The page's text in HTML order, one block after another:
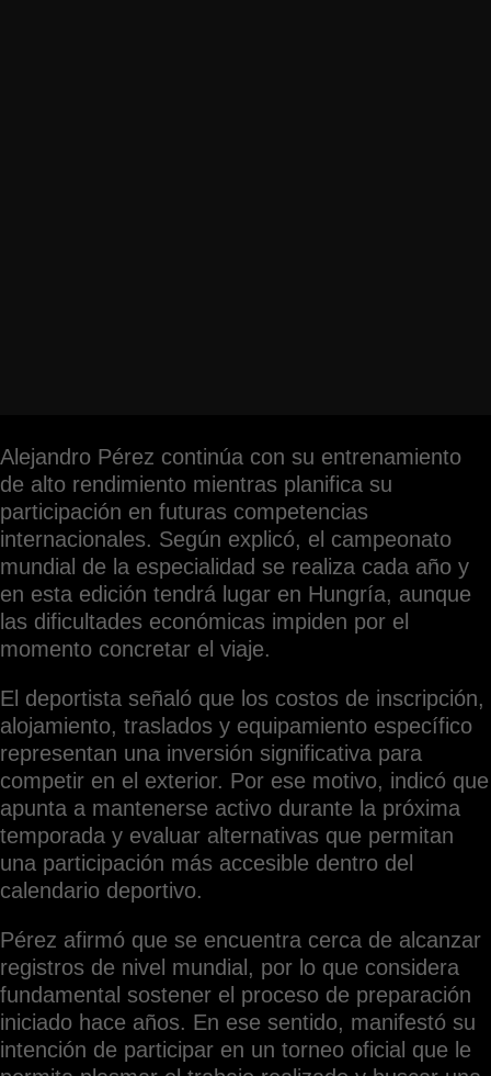
Alejandro Pérez continúa con su entrenamiento
de alto rendimiento mientras planifica su
participación en futuras competencias
internacionales. Según explicó, el campeonato
mundial de la especialidad se realiza cada año y
en esta edición tendrá lugar en Hungría, aunque
las dificultades económicas impiden por el
momento concretar el viaje.
El deportista señaló que los costos de inscripción,
alojamiento, traslados y equipamiento específico
representan una inversión significativa para
competir en el exterior. Por ese motivo, indicó que
apunta a mantenerse activo durante la próxima
temporada y evaluar alternativas que permitan
una participación más accesible dentro del
calendario deportivo.
Pérez afirmó que se encuentra cerca de alcanzar
registros de nivel mundial, por lo que considera
fundamental sostener el proceso de preparación
iniciado hace años. En ese sentido, manifestó su
intención de participar en un torneo oficial que le